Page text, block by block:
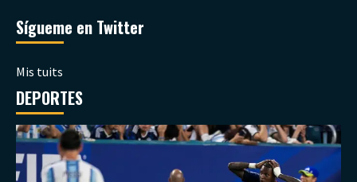
Sígueme en Twitter
Mis tuits
DEPORTES